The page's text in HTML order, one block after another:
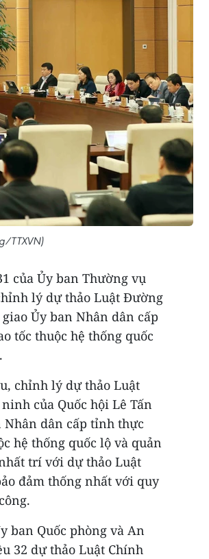
TTXVN)
của Ủy ban Thường vụ
lý dự thảo Luật Đường
Ủy ban Nhân dân cấp
tốc thuộc hệ thống quốc
chỉnh lý dự thảo Luật
của Quốc hội Lê Tấn
dân cấp tỉnh thực
hệ thống quốc lộ và quản
trí với dự thảo Luật
đảm thống nhất với quy
ban Quốc phòng và An
32 dự thảo Luật Chính